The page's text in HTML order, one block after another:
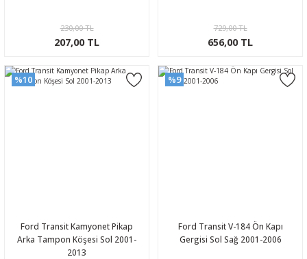
230,00 TL
207,00 TL
729,00 TL
656,00 TL
%10
Ford Transit Kamyonet Pikap
Arka Tampon Köşesi Sol 2001-
2013
%9
Ford Transit V-184 Ön Kapı
Gergisi Sol Sağ 2001-2006